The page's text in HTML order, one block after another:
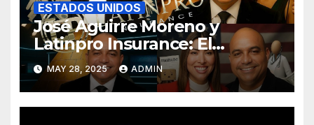
ESTADOS UNIDOS
José Aguirre Moreno y
Latinpro Insurance: El
contraste entre un «éxito
latino» en EEUU y denuncias
de supuesto fraude al
Obamacare
MAY 28, 2025 ADMIN